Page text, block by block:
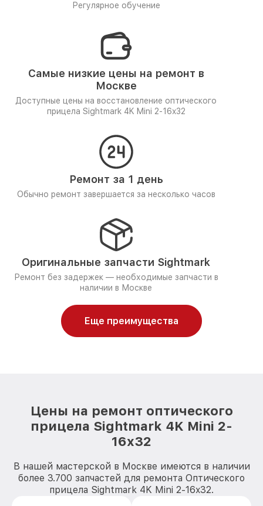
Регулярное обучение
Самые низкие цены на ремонт в
Москве
Доступные цены на восстановление оптического
прицела Sightmark 4K Mini 2-16x32
Ремонт за 1 день
Обычно ремонт завершается за несколько часов
Оригинальные запчасти Sightmark
Ремонт без задержек — необходимые запчасти в
наличии в Москве
Еще преимущества
Цены на ремонт оптического
прицела Sightmark 4K Mini 2-
16x32
В нашей мастерской в Москве имеются в наличии
более 3.700 запчастей для ремонта Оптического
прицела Sightmark 4K Mini 2-16x32.